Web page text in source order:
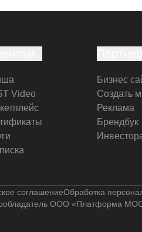
Video
Бизнес
Создать
Реклама
Брендбук
соглашениеОбработка
ООО «Платформа